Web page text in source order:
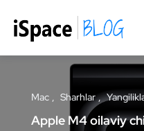
Mac Sharhlar
Apple M4 oilaviy